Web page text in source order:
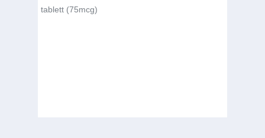
tablett (75mcg)